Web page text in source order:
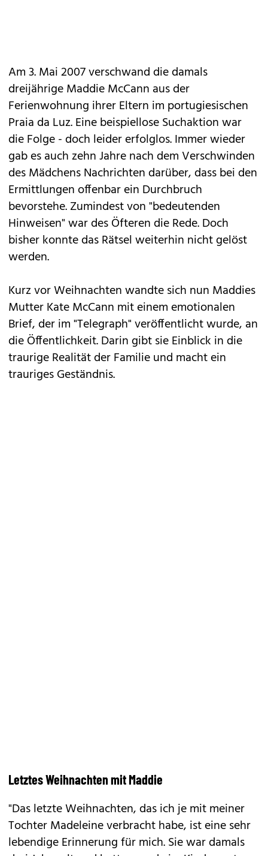
Am 3. Mai 2007 verschwand die damals
dreijährige Maddie McCann aus der
Ferienwohnung ihrer Eltern im portugiesischen
Praia da Luz. Eine beispiellose Suchaktion war
die Folge - doch leider erfolglos. Immer wieder
gab es auch zehn Jahre nach dem Verschwinden
des Mädchens Nachrichten darüber, dass bei den
Ermittlungen offenbar ein Durchbruch
bevorstehe. Zumindest von "bedeutenden
Hinweisen" war des Öfteren die Rede. Doch
bisher konnte das Rätsel weiterhin nicht gelöst
werden.
Kurz vor Weihnachten wandte sich nun Maddies
Mutter Kate McCann mit einem emotionalen
Brief, der im"Telegraph"veröffentlicht wurde, an
die Öffentlichkeit. Darin gibt sie Einblick in die
traurige Realität der Familie und macht ein
trauriges Geständnis.
Letztes Weihnachten mit Maddie
"Das letzte Weihnachten, das ich je mit meiner
Tochter Madeleine verbracht habe, ist eine sehr
lebendige Erinnerung für mich. Sie war damals